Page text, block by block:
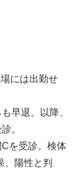
には出勤せ
早退。以降、
。
を受診。検体
、陽性と判